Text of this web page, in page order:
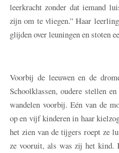
leerkracht zonder dat iemand
zijn om te vliegen.” Haar
glijden over leuningen en stoten
Voorbij de leeuwen en de
Schoolklassen, oudere stellen
wandelen voorbij. Eén van de
op en vijf kinderen in haar
het zien van de tijgers roept ze
ze vooruit, als was zij het kind.